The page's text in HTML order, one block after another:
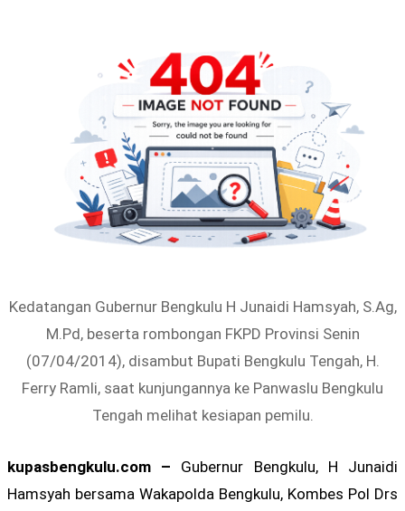
Kedatangan Gubernur Bengkulu H Junaidi Hamsyah, S.Ag,
M.Pd, beserta rombongan FKPD Provinsi Senin
(07/04/2014), disambut Bupati Bengkulu Tengah, H.
Ferry Ramli, saat kunjungannya ke Panwaslu Bengkulu
Tengah melihat kesiapan pemilu.
kupasbengkulu.com – Gubernur Bengkulu, H Junaidi
Hamsyah bersama Wakapolda Bengkulu, Kombes Pol Drs